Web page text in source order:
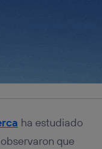
ha estudiado
que